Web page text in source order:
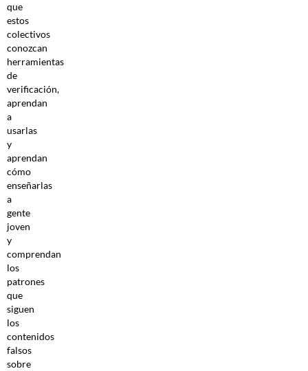
que
estos
colectivos
conozcan
herramientas
de
verificación,
aprendan
a
usarlas
y
aprendan
cómo
enseñarlas
a
gente
joven
y
comprendan
los
patrones
que
siguen
los
contenidos
falsos
sobre